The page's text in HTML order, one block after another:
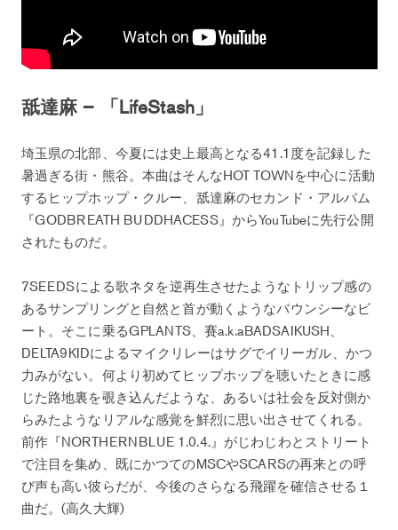
舐達麻 – 「LifeStash」
埼玉県の北部、今夏には史上最高となる41.1度を記録した
暑過ぎる街・熊谷。本曲はそんなHOT TOWNを中心に活動
するヒップホップ・クルー、舐達麻のセカンド・アルバム
『GODBREATH BUDDHACESS』からYouTubeに先行公開
されたものだ。
7SEEDSによる歌ネタを逆再生させたようなトリップ感の
あるサンプリングと自然と首が動くようなバウンシーなビ
ート。そこに乗るGPLANTS、賽a.k.aBADSAIKUSH、
DELTA9KIDによるマイクリレーはサグでイリーガル、かつ
力みがない。何より初めてヒップホップを聴いたときに感
じた路地裏を覗き込んだような、あるいは社会を反対側か
らみたようなリアルな感覚を鮮烈に思い出させてくれる。
前作『NORTHERNBLUE 1.0.4.』がじわじわとストリート
で注目を集め、既にかつてのMSCやSCARSの再来との呼
び声も高い彼らだが、今後のさらなる飛躍を確信させる１
曲だ。(高久大輝)